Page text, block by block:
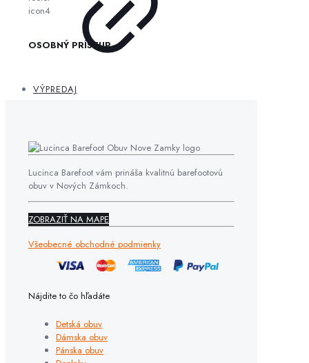
VÝPREDAJ
OSOBNÝ PRÍSTUP
Lucinca Barefoot vám prináša kvalitnú barefootovú
obuv v Nových Zámkoch.
ZOBRAZIŤ NA MAPE
Všeobecné obchodné podmienky
Nájdite to čo hľadáte
Detská obuv
Dámska obuv
Pánska obuv